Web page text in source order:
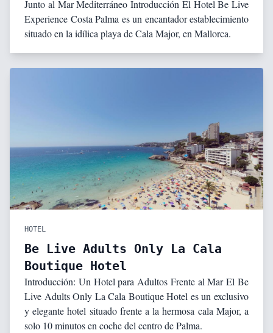
Junto al Mar Mediterráneo Introducción El Hotel Be Live
Experience Costa Palma es un encantador establecimiento
situado en la idílica playa de Cala Major, en Mallorca.
HOTEL
Be Live Adults Only La Cala
Boutique Hotel
Introducción: Un Hotel para Adultos Frente al Mar El Be
Live Adults Only La Cala Boutique Hotel es un exclusivo
y elegante hotel situado frente a la hermosa cala Major, a
solo 10 minutos en coche del centro de Palma.